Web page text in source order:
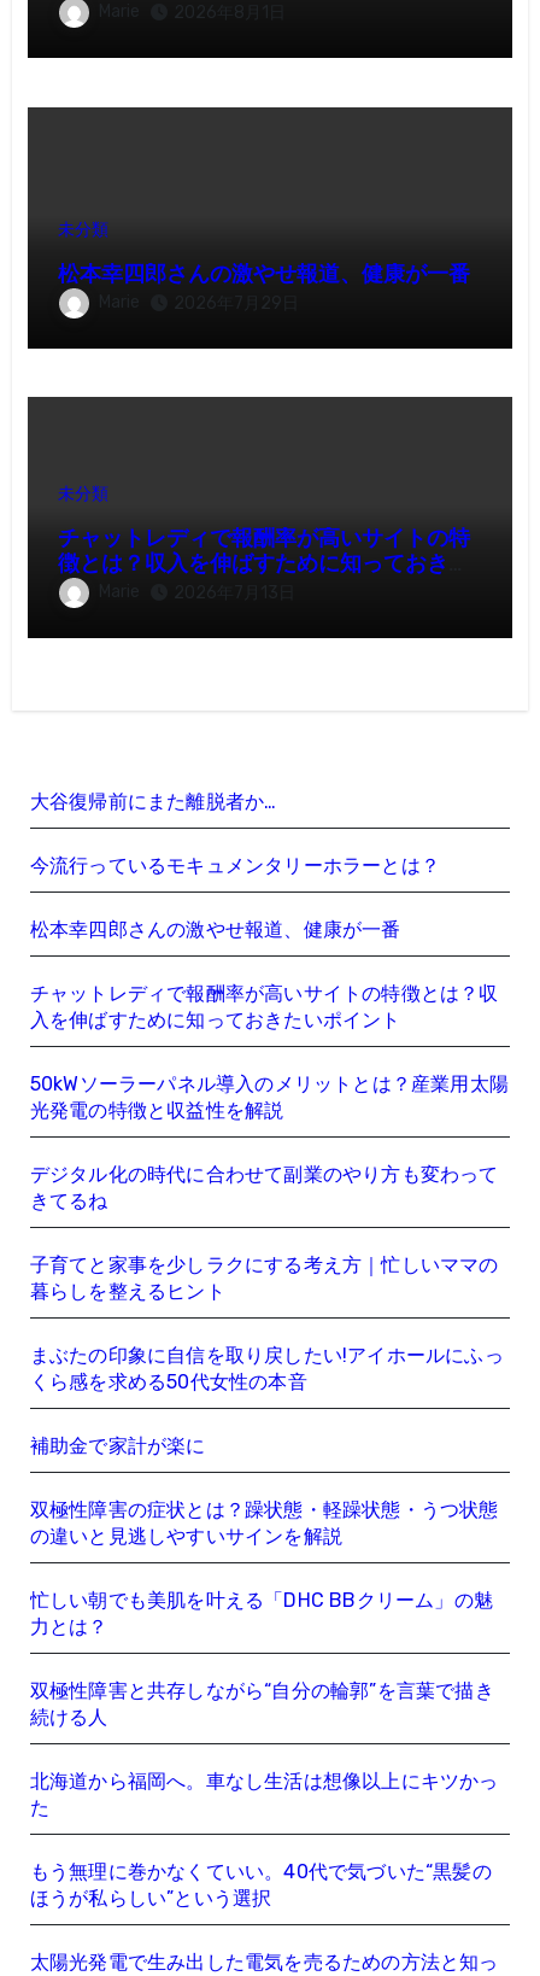
Marie 2026年8月1日
未分類
松本幸四郎さんの激やせ報道、健康が一番
Marie 2026年7月29日
未分類
チャットレディで報酬率が高いサイトの特
徴とは？収入を伸ばすために知っておきた
いポイント
Marie 2026年7月13日
大谷復帰前にまた離脱者か…
今流行っているモキュメンタリーホラーとは？
松本幸四郎さんの激やせ報道、健康が一番
チャットレディで報酬率が高いサイトの特徴とは？収
入を伸ばすために知っておきたいポイント
50kWソーラーパネル導入のメリットとは？産業用太陽
光発電の特徴と収益性を解説
デジタル化の時代に合わせて副業のやり方も変わって
きてるね
子育てと家事を少しラクにする考え方｜忙しいママの
暮らしを整えるヒント
まぶたの印象に自信を取り戻したい!アイホールにふっ
くら感を求める50代女性の本音
補助金で家計が楽に
双極性障害の症状とは？躁状態・軽躁状態・うつ状態
の違いと見逃しやすいサインを解説
忙しい朝でも美肌を叶える「DHC BBクリーム」の魅
力とは？
双極性障害と共存しながら“自分の輪郭”を言葉で描き
続ける人
北海道から福岡へ。車なし生活は想像以上にキツかっ
た
もう無理に巻かなくていい。40代で気づいた“黒髪の
ほうが私らしい”という選択
太陽光発電で生み出した電気を売るための方法と知っ